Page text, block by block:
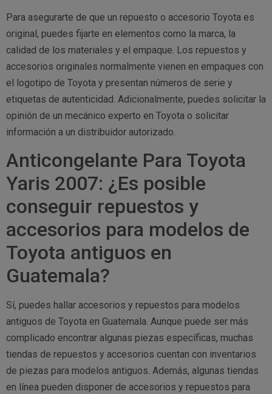
Para asegurarte de que un repuesto o accesorio Toyota es
original, puedes fijarte en elementos como la marca, la
calidad de los materiales y el empaque. Los repuestos y
accesorios originales normalmente vienen en empaques con
el logotipo de Toyota y presentan números de serie y
etiquetas de autenticidad. Adicionalmente, puedes solicitar la
opinión de un mecánico experto en Toyota o solicitar
información a un distribuidor autorizado.
Anticongelante Para Toyota
Yaris 2007: ¿Es posible
conseguir repuestos y
accesorios para modelos de
Toyota antiguos en
Guatemala?
Sí, puedes hallar accesorios y repuestos para modelos
antiguos de Toyota en Guatemala. Aunque puede ser más
complicado encontrar algunas piezas específicas, muchas
tiendas de repuestos y accesorios cuentan con inventarios
de piezas para modelos antiguos. Además, algunas tiendas
en línea pueden disponer de accesorios y repuestos para